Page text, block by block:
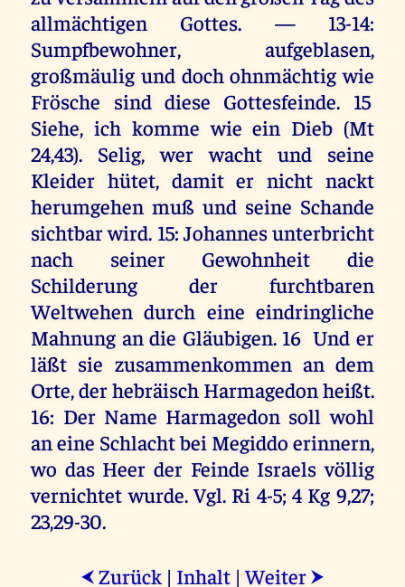
allmächtigen Gottes. — 13-14:
Sumpfbewohner, aufgeblasen,
großmäulig und doch ohnmächtig wie
Frösche sind diese Gottesfeinde. 15
Siehe, ich komme wie ein Dieb (Mt
24,43). Selig, wer wacht und seine
Kleider hütet, damit er nicht nackt
herumgehen muß und seine Schande
sichtbar wird. 15: Johannes unterbricht
nach seiner Gewohnheit die
Schilderung der furchtbaren
Weltwehen durch eine eindringliche
Mahnung an die Gläubigen. 16 Und er
läßt sie zusammenkommen an dem
Orte, der hebräisch Harmagedon heißt.
16: Der Name Harmagedon soll wohl
an eine Schlacht bei Megiddo erinnern,
wo das Heer der Feinde Israels völlig
vernichtet wurde. Vgl. Ri 4-5; 4 Kg 9,27;
23,29-30.
⮜ Zurück | Inhalt |Weiter ⮞